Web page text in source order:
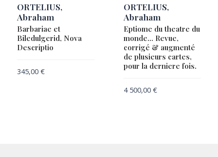
ORTELIUS,
Abraham
Barbariae et
Biledulgerid, Nova
Descriptio
345,00 €
ORTELIUS,
Abraham
Eptiome du theatre du
monde… Revue,
corrigé & augmenté
de plusieurs cartes,
pour la derniere fois.
4 500,00 €